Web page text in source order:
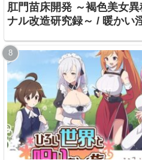
肛門苗床開発 ～褐色美女
ナル改造研究録～ / 暖かい